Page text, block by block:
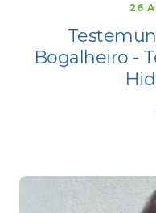
26
Bogalheiro -